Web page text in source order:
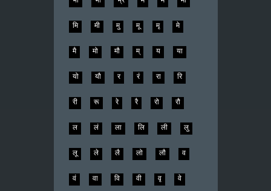
मि मी मु मू मृ मे
मै मो मौ म् य या
यो यौ र रं रा रि
री रू रे रै रो रौ
ल लं ला लि ली लु
लू ले लै लो लौ व
वं वा वि वी वृ वे